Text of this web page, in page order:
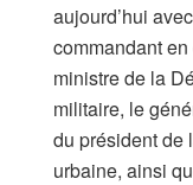
aujourd’hui
commandant
ministre de la
militaire, le
du président de
urbaine, ainsi